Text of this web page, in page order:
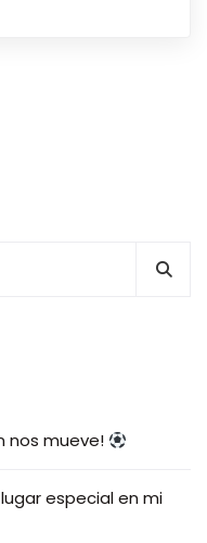
nos mueve!
especial en mi